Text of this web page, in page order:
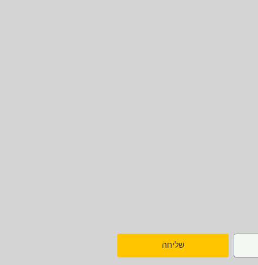
שליחה